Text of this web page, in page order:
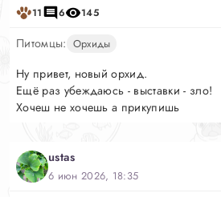
11 6 145
Питомцы: Орхиды
Ну привет, новый орхид.
Ещё раз убеждаюсь - выставки - зло!
Хочеш не хочешь а прикупишь
ustas
6 июн 2026, 18:35